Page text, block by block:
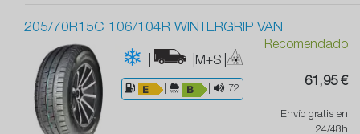
205/70R15C 106/104R WINTERGRIP VAN
| |M+S |
72
Recomendado
61,95 €
Envío gratis en
24/48h